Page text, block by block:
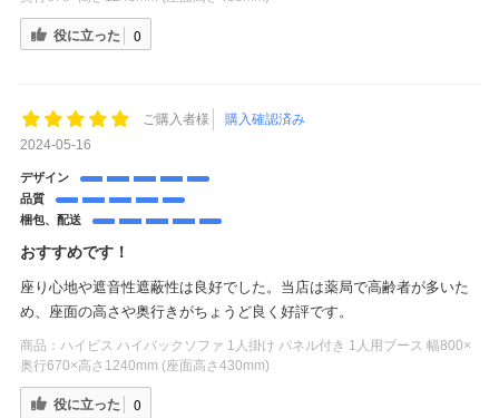
役に立った 0
ご購入者様
購入確認済み
2024-05-16
デザイン
品質
梱包、配送
おすすめです！
座り心地や遮音性遮蔽性は良好でした。当店は薬局で高齢者が多いた
め、座面の高さや奥行きがちょうど良く好評です。
商品： ハイビス ハイバックソファ 1人掛け パネル付き 1人用ブース 幅800×
奥行670×高さ1240mm (座面高さ430mm)
役に立った 0